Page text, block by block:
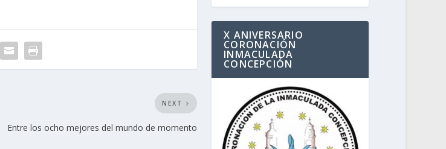
NEXT
Entre los ocho mejores del mundo de momento
X ANIVERSARIO
CORONACIÓN
INMACULADA
CONCEPCIÓN